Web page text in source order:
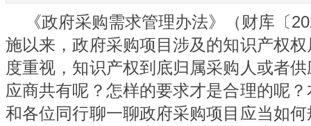
《政府采购需求管理办法》（财库〔
施以来，政府采购项目涉及的知识产权
度重视，知识产权到底归属采购人或者
应商共有呢？怎样的要求才是合理的呢
和各位同行聊一聊政府采购项目应当如